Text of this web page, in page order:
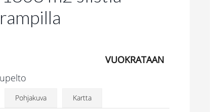
VUOKRATAAN
Pohjakuva Kartta